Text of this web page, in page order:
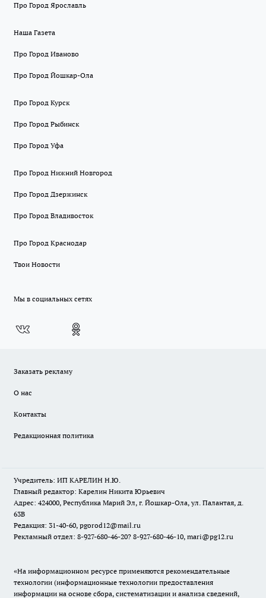
Про Город Ярославль
Наша Газета
Про Город Иваново
Про Город Йошкар-Ола
Про Город Курск
Про Город Рыбинск
Про Город Уфа
Про Город Нижний Новгород
Про Город Дзержинск
Про Город Владивосток
Про Город Краснодар
Твои Новости
Мы в социальных сетях
Заказать рекламу
О нас
Контакты
Редакционная политика
Учредитель: ИП КАРЕЛИН Н.Ю.
Главный редактор: Карелин Никита Юрьевич
Адрес: 424000, Республика Марий Эл, г. Йошкар-Ола, ул. Палантая, д.
63В
Редакция: 31-40-60, pgorod12@mail.ru
Рекламный отдел: 8-927-680-46-20? 8-927-680-46-10, mari@pg12.ru
«На информационном ресурсе применяются рекомендательные
технологии (информационные технологии предоставления
информации на основе сбора, систематизации и анализа сведений,